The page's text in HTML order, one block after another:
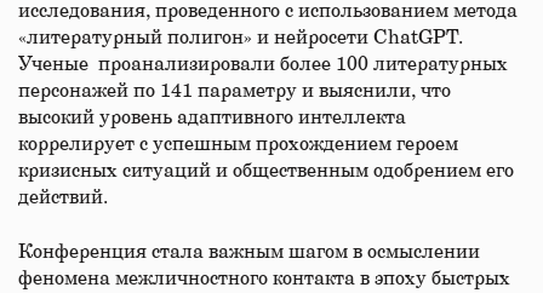
исследования, проведенного с использованием метода
«литературный полигон» и нейросети ChatGPT.
Ученые проанализировали более 100 литературных
персонажей по 141 параметру и выяснили, что
высокий уровень адаптивного интеллекта
коррелирует с успешным прохождением героем
кризисных ситуаций и общественным одобрением его
действий.
Конференция стала важным шагом в осмыслении
феномена межличностного контакта в эпоху быстрых